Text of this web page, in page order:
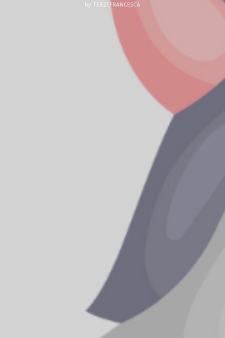
by TERZI FRANCESCA